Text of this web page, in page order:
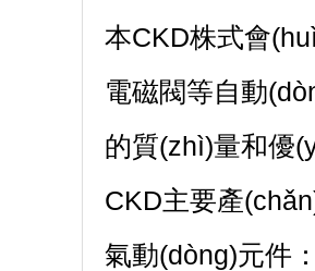
本CKD株式會(huì)
電磁閥等自動
的質(zhì)量和優
CKD主要產
氣動(dòng)元件：